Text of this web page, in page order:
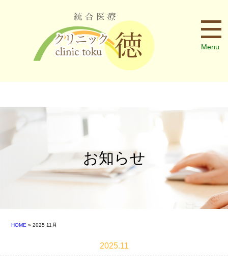
Menu
お知らせ
HOME » 2025 11月
2025.11